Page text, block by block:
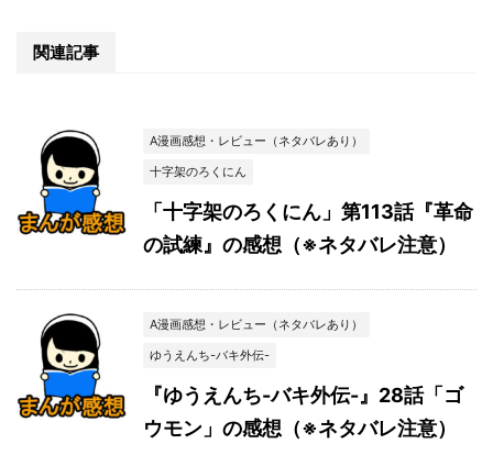
関連記事
A漫画感想・レビュー（ネタバレあり）
十字架のろくにん
「十字架のろくにん」第113話『革命
の試練』の感想（※ネタバレ注意）
A漫画感想・レビュー（ネタバレあり）
ゆうえんち-バキ外伝-
『ゆうえんち-バキ外伝-』28話「ゴ
ウモン」の感想（※ネタバレ注意）